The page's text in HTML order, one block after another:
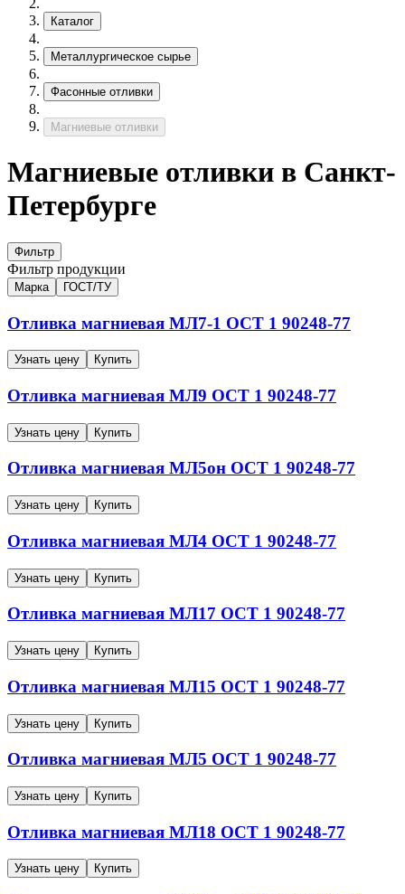
Каталог
Металлургическое сырье
Фасонные отливки
Магниевые отливки
Магниевые отливки в Санкт-
Петербурге
Фильтр
Фильтр продукции
Марка ГОСТ/ТУ
Отливка магниевая МЛ7-1 ОСТ 1 90248-77
Узнать цену Купить
Отливка магниевая МЛ9 ОСТ 1 90248-77
Узнать цену Купить
Отливка магниевая МЛ5он ОСТ 1 90248-77
Узнать цену Купить
Отливка магниевая МЛ4 ОСТ 1 90248-77
Узнать цену Купить
Отливка магниевая МЛ17 ОСТ 1 90248-77
Узнать цену Купить
Отливка магниевая МЛ15 ОСТ 1 90248-77
Узнать цену Купить
Отливка магниевая МЛ5 ОСТ 1 90248-77
Узнать цену Купить
Отливка магниевая МЛ18 ОСТ 1 90248-77
Узнать цену Купить